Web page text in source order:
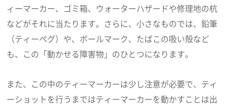
ィーマーカー、ゴミ箱、ウォーターハザードや修理地の杭
などがそれに当たります。さらに、小さなものでは、鉛筆
（ティーペグ）や、ボールマーク、たばこの吸い殻など
も、この「動かせる障害物」のひとつになります。
また、この中のティーマーカーは少し注意が必要で、ティ
ーショットを行うまではティーマーカーを動かすことは出